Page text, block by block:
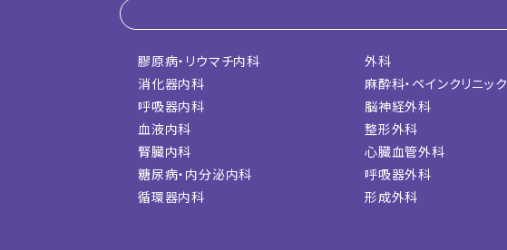
膠原病・リウマチ内科
消化器内科
呼吸器内科
血液内科
腎臓内科
糖尿病・内分泌内科
循環器内科
外科
麻酔科・ペインクリニック
脳神経外科
整形外科
心臓血管外科
呼吸器外科
形成外科